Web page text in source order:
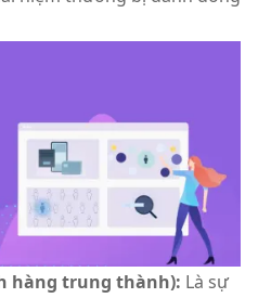
hàng trung thành): Là sự